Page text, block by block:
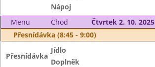
Nápoj
Menu
Chod
Čtvrtek 2. 10. 2025
Přesnídávka (8:45 - 9:00)
Přesnídávka
Jídlo
Doplněk